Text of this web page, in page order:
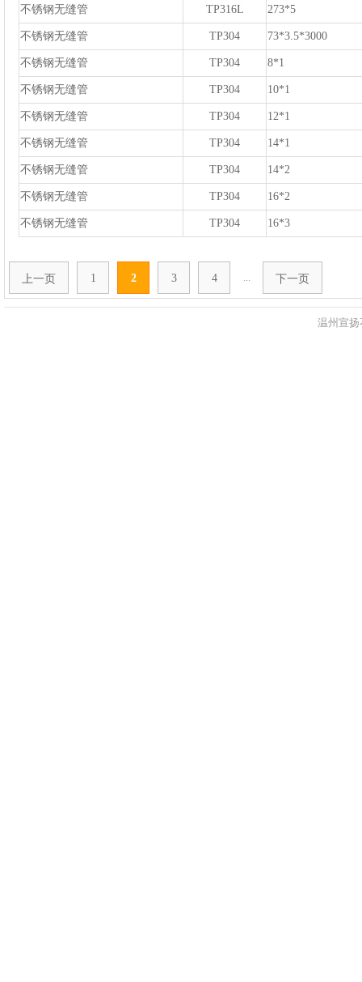
不锈钢无缝管 TP316L 273*5
不锈钢无缝管 TP304 73*3.5*3000
不锈钢无缝管 TP304 8*1
不锈钢无缝管 TP304 10*1
不锈钢无缝管 TP304 12*1
不锈钢无缝管 TP304 14*1
不锈钢无缝管 TP304 14*2
不锈钢无缝管 TP304 16*2
不锈钢无缝管 TP304 16*3
上一页 1 2 3 4 ... 下一页
温州宣